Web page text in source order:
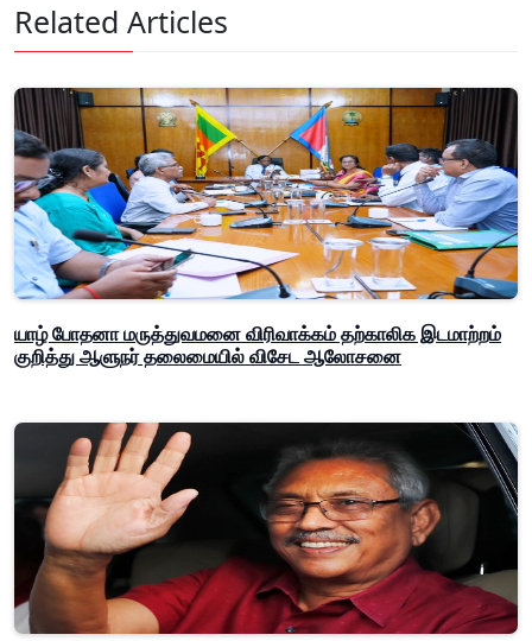
Related Articles
யாழ் போதனா மருத்துவமனை விரிவாக்கம் தற்காலிக இடமாற்றம்
குறித்து ஆளுநர் தலைமையில் விசேட ஆலோசனை